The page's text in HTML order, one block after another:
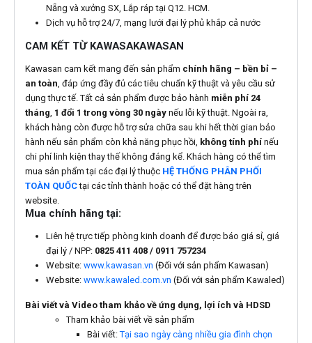
Nẵng và xưởng SX, Lắp ráp tại Q12. HCM.
Dịch vụ hỗ trợ 24/7, mạng lưới đại lý phủ khắp cả nước
CAM KẾT TỪ KAWASAKAWASAN
Kawasan cam kết mang đến sản phẩm chính hãng – bền bỉ –
an toàn, đáp ứng đầy đủ các tiêu chuẩn kỹ thuật và yêu cầu sử
dụng thực tế. Tất cả sản phẩm được bảo hành miễn phí 24
tháng, 1 đổi 1 trong vòng 30 ngày nếu lỗi kỹ thuật. Ngoài ra,
khách hàng còn được hỗ trợ sửa chữa sau khi hết thời gian bảo
hành nếu sản phẩm còn khả năng phục hồi, không tính phí nếu
chi phí linh kiện thay thế không đáng kể. Khách hàng có thể tìm
mua sản phẩm tại các đại lý thuộc HỆ THỐNG PHÂN PHỐI
TOÀN QUỐCtại các tỉnh thành hoặc có thể đặt hàng trên
website.
Mua chính hãng tại:
Liên hệ trực tiếp phòng kinh doanh để được báo giá sỉ, giá
đại lý / NPP: 0825 411 408 / 0911 757234
Website:www.kawasan.vn (Đối với sản phẩm Kawasan)
Website:www.kawaled.com.vn (Đối với sản phẩm Kawaled)
Bài viết và Video tham khảo về ứng dụng, lợi ích và HDSD
Tham khảo bài viết về sản phẩm
Bài viết:Tại sao ngày càng nhiều gia đình chọn